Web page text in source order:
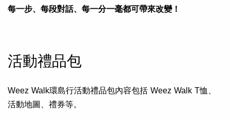
每一步、每段對話、每一分一毫都可帶來改變！
活動禮品包
Weez Walk環島行活動禮品包內容包括 Weez Walk T恤、
活動地圖、禮券等。